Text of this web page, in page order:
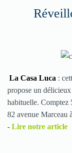
La Casa Luca :
propose un
habituelle. Comptez
82 avenue Marceau
- Lire notre article